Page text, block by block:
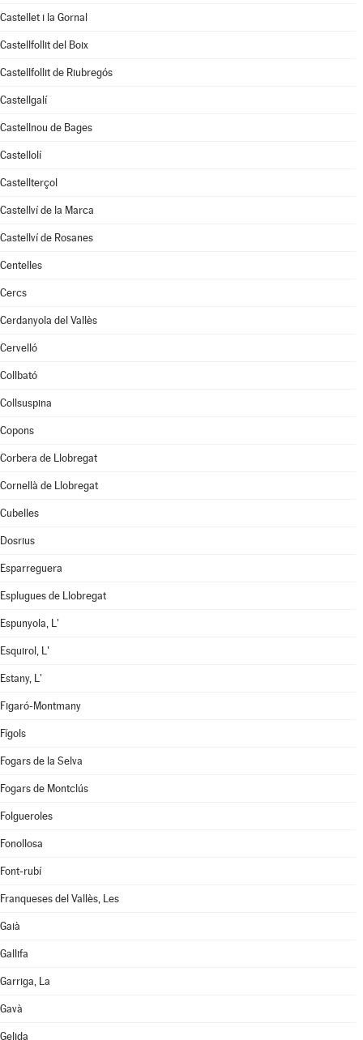
Castellet i la Gornal
Castellfollit del Boix
Castellfollit de Riubregós
Castellgalí
Castellnou de Bages
Castellolí
Castellterçol
Castellví de la Marca
Castellví de Rosanes
Centelles
Cercs
Cerdanyola del Vallès
Cervelló
Collbató
Collsuspina
Copons
Corbera de Llobregat
Cornellà de Llobregat
Cubelles
Dosrius
Esparreguera
Esplugues de Llobregat
Espunyola, L'
Esquirol, L'
Estany, L'
Figaró-Montmany
Fígols
Fogars de la Selva
Fogars de Montclús
Folgueroles
Fonollosa
Font-rubí
Franqueses del Vallès, Les
Gaià
Gallifa
Garriga, La
Gavà
Gelida